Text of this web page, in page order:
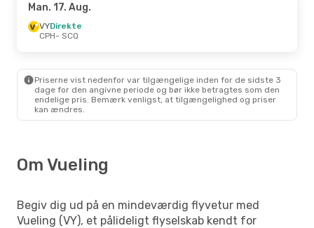
Man. 17. Aug.
VYDirekte
CPH- SCQ
Priserne vist nedenfor var tilgængelige inden for de sidste 3
dage for den angivne periode og bør ikke betragtes som den
endelige pris. Bemærk venligst, at tilgængelighed og priser
kan ændres.
Om Vueling
Begiv dig ud på en mindeværdig flyvetur med
Vueling (VY), et pålideligt flyselskab kendt for